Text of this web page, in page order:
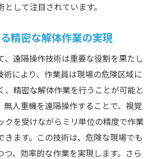
として注目されています。
精密な解体作業の実現
、遠隔操作技術は重要な役割を果たし
術により、作業員は現場の危険区域に
、精密な解体作業を行うことが可能と
無人重機を遠隔操作することで、視覚
クを受けながらミリ単位の精度で作業
きます。この技術は、危険な現場でも
つ、効率的な作業を実現します。さら